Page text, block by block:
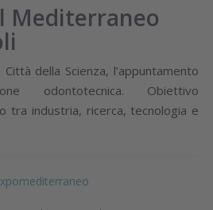
Mediterraneo
della Scienza, l’appuntamento
odontotecnica. Obiettivo
tra industria, ricerca, tecnologia e